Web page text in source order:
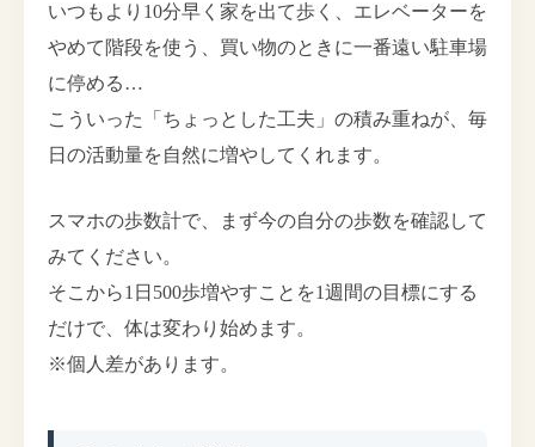
いつもより10分早く家を出て歩く、エレベーターを
やめて階段を使う、買い物のときに一番遠い駐車場
に停める…
こういった「ちょっとした工夫」の積み重ねが、毎
日の活動量を自然に増やしてくれます。
スマホの歩数計で、まず今の自分の歩数を確認して
みてください。
そこから1日500歩増やすことを1週間の目標にする
だけで、体は変わり始めます。
※個人差があります。